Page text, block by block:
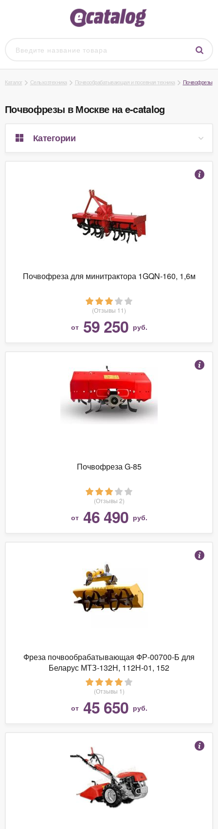
Каталог Сельхозтехника Почвообрабатывающая и посевная техника Почвофрезы
Почвофрезы в Москве на e-catalog
Категории
Почвофреза для минитрактора 1GQN-160, 1,6м
(Отзывы 11)
от 59 250 руб.
Почвофреза G-85
(Отзывы 2)
от 46 490 руб.
Фреза почвообрабатывающая ФР-00700-Б для
Беларус МТЗ-132Н, 112Н-01, 152
(Отзывы 1)
от 45 650 руб.